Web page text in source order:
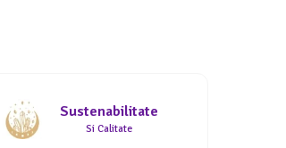
Sustenabilitate
Si Calitate